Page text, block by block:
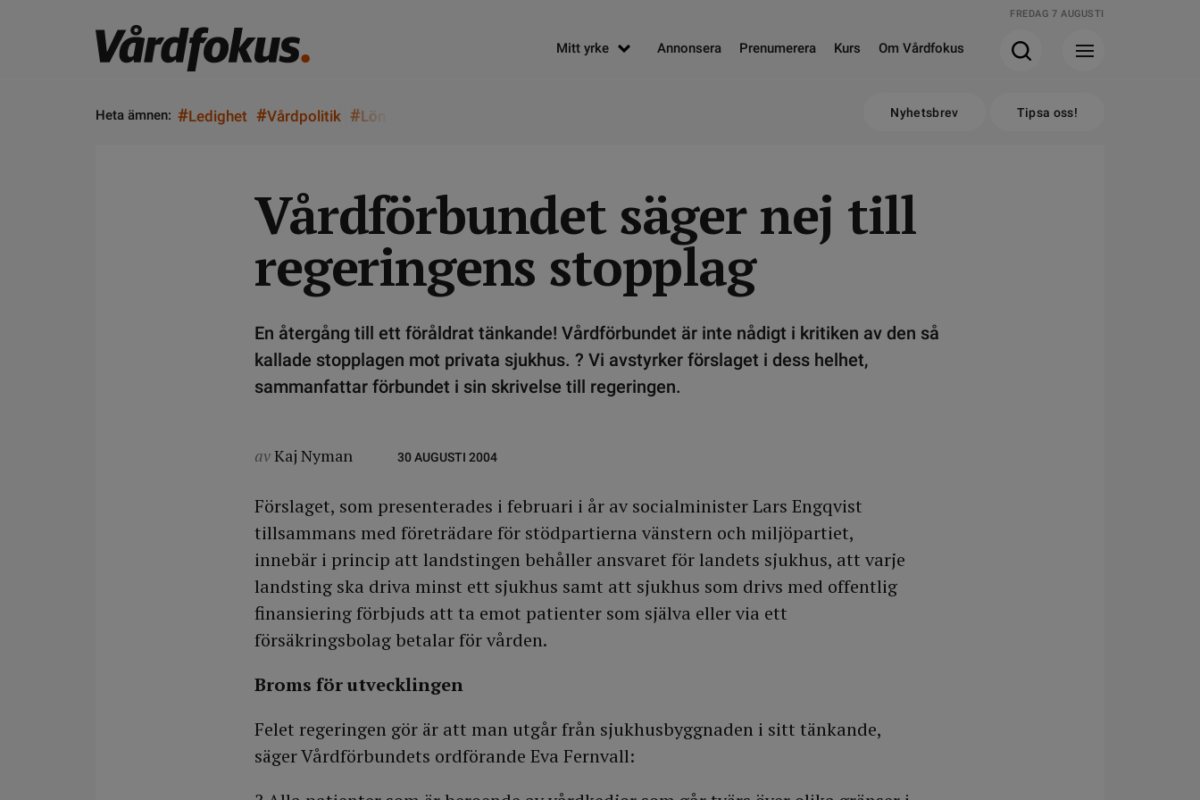
FREDAG 7 AUGUSTI
Mitt yrke Annonsera Prenumerera Kurs Om Vårdfokus
Heta ämnen: #Ledighet #Vårdpolitik #Lön Nyhetsbrev Tipsa oss!
Vårdförbundet säger nej till
regeringens stopplag
En återgång till ett föråldrat tänkande! Vårdförbundet är inte nådigt i kritiken av den så
kallade stopplagen mot privata sjukhus. ? Vi avstyrker förslaget i dess helhet,
sammanfattar förbundet i sin skrivelse till regeringen.
avKaj Nyman 30 AUGUSTI 2004
Förslaget, som presenterades i februari i år av socialminister Lars Engqvist
tillsammans med företrädare för stödpartierna vänstern och miljöpartiet,
innebär i princip att landstingen behåller ansvaret för landets sjukhus, att varje
landsting ska driva minst ett sjukhus samt att sjukhus som drivs med offentlig
finansiering förbjuds att ta emot patienter som själva eller via ett
försäkringsbolag betalar för vården.
Broms för utvecklingen
Felet regeringen gör är att man utgår från sjukhusbyggnaden i sitt tänkande,
säger Vårdförbundets ordförande Eva Fernvall: